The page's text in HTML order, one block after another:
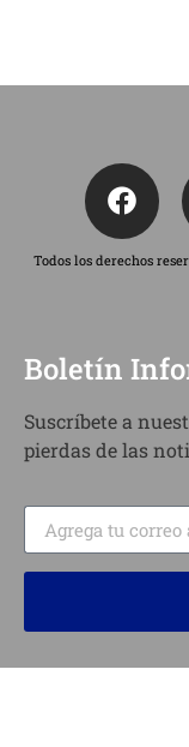
Todos los derechos
Boletín
Suscríbete a
pierdas de las